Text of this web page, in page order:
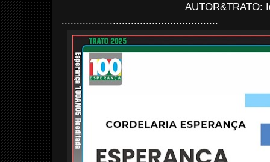
AUTOR&TRATO:
....................................................